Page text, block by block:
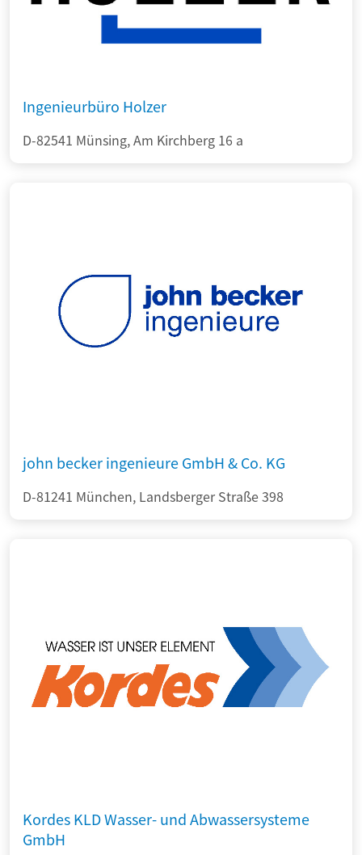
Ingenieurbüro Holzer
D-82541 Münsing, Am Kirchberg 16 a
john becker ingenieure GmbH & Co. KG
D-81241 München, Landsberger Straße 398
Kordes KLD Wasser- und Abwassersysteme
GmbH